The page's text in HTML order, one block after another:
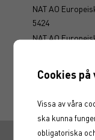
NAT AO
5424
NAT AO
NDA AC No
Kvart 5415
Cookies
Vissa av våra
ska kunna
obligatoriska